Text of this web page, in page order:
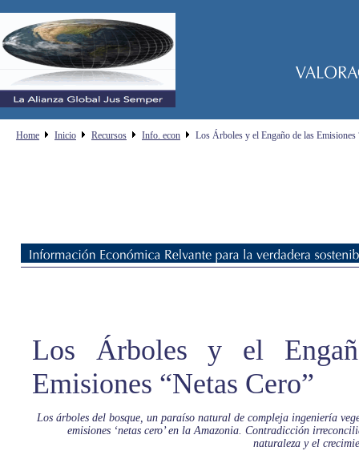
Los Árboles y el
Emisiones “Netas Cero”
Los árboles del bosque, un paraíso natural de compleja ingeniería
emisiones ‘netas cero’ en la Amazonia. Contradicción
naturaleza y el
Home Inicio Recursos Info. econ Los Árboles y el Engaño de las Emisiones